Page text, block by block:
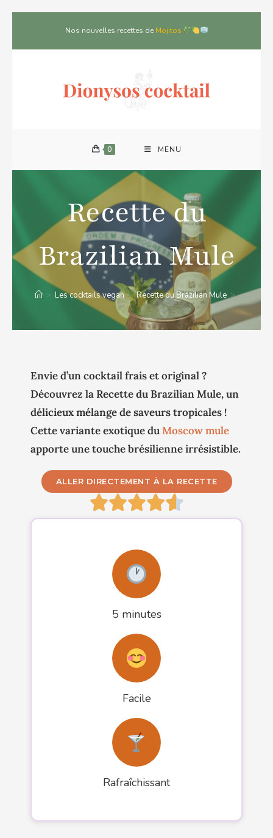
Nos nouvelles recettes de Mojitos
0 MENU
Recette du
Brazilian Mule
> Les cocktails vegan > Recette du Brazilian Mule >
Envie d’un cocktail frais et original ?
Découvrez laRecette du Brazilian Mule, un
délicieux mélange de saveurs tropicales !
Cette variante exotique duMoscow mule
apporte une touche brésilienne irrésistible.
ALLER DIRECTEMENT À LA RECETTE
5 minutes
Facile
Rafraîchissant